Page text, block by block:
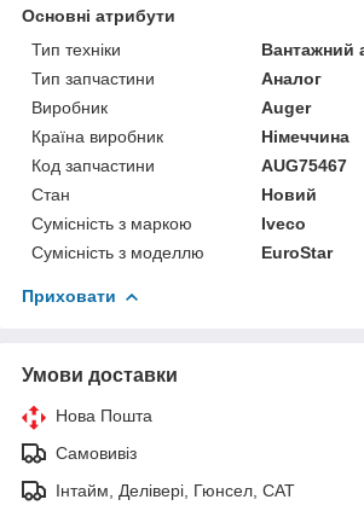
Основні атрибути
Тип техніки
Вантажний
Тип запчастини
Аналог
Виробник
Auger
Країна виробник
Німеччина
Код запчастини
AUG75467
Стан
Новий
Сумісність з маркою
Iveco
Сумісність з моделлю
EuroStar
Приховати
Умови доставки
Нова Пошта
Самовивіз
Інтайм, Делівері, Гюнсел, САТ